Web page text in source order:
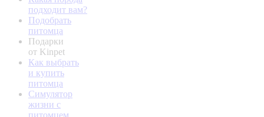
подходит вам?
Подобрать
питомца
Подарки
от Kinpet
Как выбрать
и купить
питомца
Симулятор
жизни с
питомцем